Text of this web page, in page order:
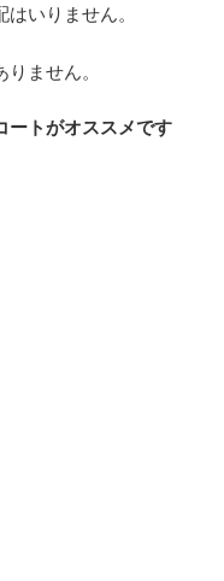
いりません。
ません。
ートがオススメです